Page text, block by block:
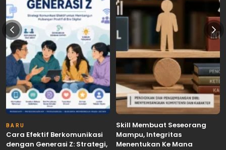
BARU
Cara Efektif Berkomunikasi
dengan Generasi Z: Strategi,
Skill Membuat Seseorang
Mampu, Integritas
Menentukan Ke Mana